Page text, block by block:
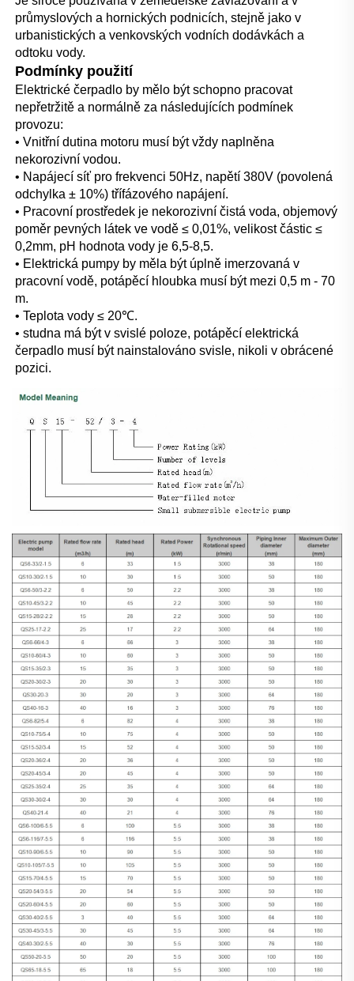
průmyslových a hornických podnicích, stejně jako v
urbanistických a venkovských vodních dodávkách a
odtoku vody.
Podmínky použití
Elektrické čerpadlo by mělo být schopno pracovat
nepřetržitě a normálně za následujících podmínek
provozu:
• Vnitřní dutina motoru musí být vždy naplněna
nekorozivní vodou.
• Napájecí síť pro frekvenci 50Hz, napětí 380V (povolená
odchylka ± 10%) třífázového napájení.
• Pracovní prostředek je nekorozivní čistá voda, objemový
poměr pevných látek ve vodě ≤ 0,01%, velikost částic ≤
0,2mm, pH hodnota vody je 6,5-8,5.
• Elektrická pumpy by měla být úplně imerzovaná v
pracovní vodě, potápěcí hloubka musí být mezi 0,5 m - 70
m.
• Teplota vody ≤ 20℃.
• studna má být v svislé poloze, potápěcí elektrická
čerpadlo musí být nainstalováno svisle, nikoli v obrácené
pozici.